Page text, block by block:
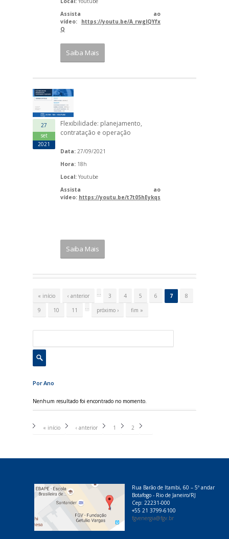
Assista ao
vídeo: https://youtu.be/A_rwgIQYfx
Q
Saiba Mais
27
set
2021
Flexibilidade: planejamento,
contratação e operação
Data: 27/09/2021
Hora: 18h
Local: Youtube
Assista ao
vídeo: https://youtu.be/t7t05hEykqs
Saiba Mais
s
« início ‹ anterior … 3 4 5 6 7
8
9
10 11 … próximo › fim »
Por Ano
Nenhum resultado foi encontrado no momento.
á
a
« início ‹ anterior 1 2
Rua Barão de Itambi, 60 – 5º andar
Botafogo - Rio de Janeiro/RJ
Cep: 22231-000
+55 21 3799-6100
fgvenergia@fgv.br